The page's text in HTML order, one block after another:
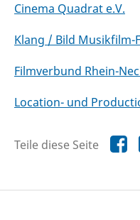
Cinema Quadrat e.V.
Klang / Bild Musikfilm-
Filmverbund Rhein-
Location- und
Teile diese Seite